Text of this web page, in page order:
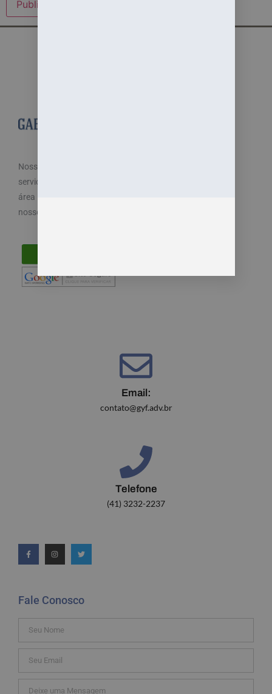
Nosso objetivo é cuidar dos seus direitos e oferecemos
serviços especializados e diferenciados atendendo a
área trabalhista do direito. Por isso, disponibilizamos
nossos serviços de maneira fácil e acessível.
Email:
contato@gyf.adv.br
Telefone
(41) 3232-2237
Fale Conosco